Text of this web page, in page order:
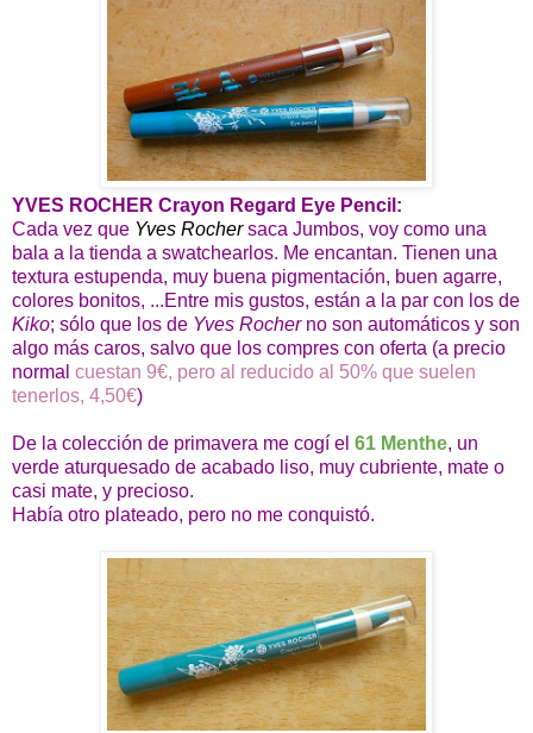
YVES ROCHER Crayon Regard Eye Pencil:
Cada vez que Yves Rochersaca Jumbos, voy como una
bala a la tienda a swatchearlos. Me encantan. Tienen una
textura estupenda, muy buena pigmentación, buen agarre,
colores bonitos, ...Entre mis gustos, están a la par con los de
Kiko; sólo que los de Yves Rocher no son automáticos y son
algo más caros, salvo que los compres con oferta (a precio
normal cuestan 9€, pero al reducido al 50% que suelen
tenerlos, 4,50€)
De la colección de primavera me cogí el 61 Menthe, un
verde aturquesado de acabado liso, muy cubriente, mate o
casi mate, y precioso.
Había otro plateado, pero no me conquistó.